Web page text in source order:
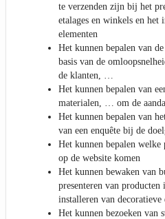
te verzenden zijn bij het
etalages en winkels en het
elementen
Het kunnen bepalen van
basis van de
de klanten, …
Het kunnen bepalen van
materialen, … om de
Het kunnen bepalen van
van een enquête bij de
Het kunnen bepalen
op de website komen
Het kunnen bewaken van
presenteren van producten
installeren van decoratieve
Het kunnen bezoeken van